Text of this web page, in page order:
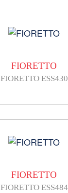
FIORETTO
FIORETTO ESS430
FIORETTO
FIORETTO ESS484